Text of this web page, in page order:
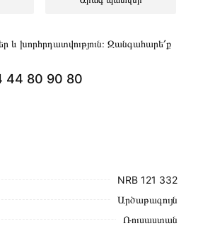
NRB 121 332
Արծաթագույն
Ռուսաստան
և խորհրդատվություն։ Զանգահարե՛ք
44 80 90 80